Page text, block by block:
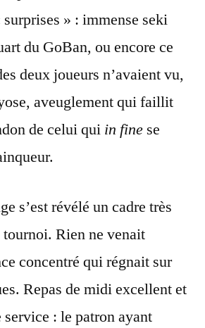
» : immense seki
du GoBan, ou encore ce
deux joueurs n’avaient vu,
aveuglement qui faillit
de celui qui in fine se
s’est révélé un cadre très
Rien ne venait
concentré qui régnait sur
Repas de midi excellent et
: le patron ayant